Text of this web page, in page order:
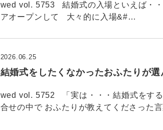
wed vol. 5753 結婚式の入場といえば・
アオープンして 大々的に入場&#…
結婚式をしたくなかったおふたりが
2026.06.25
wed vol. 5752 「実は・・・結婚式をす
合せの中で おふたりが教えてくださった